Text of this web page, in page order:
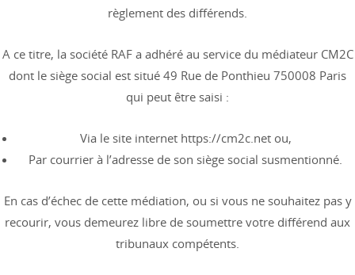
règlement des différends.
A ce titre, la société RAF a adhéré au service du médiateur CM2C
dont le siège social est situé 49 Rue de Ponthieu 750008 Paris
qui peut être saisi :
Via le site internet https://cm2c.net ou,
Par courrier à l’adresse de son siège social susmentionné.
En cas d’échec de cette médiation, ou si vous ne souhaitez pas y
recourir, vous demeurez libre de soumettre votre différend aux
tribunaux compétents.